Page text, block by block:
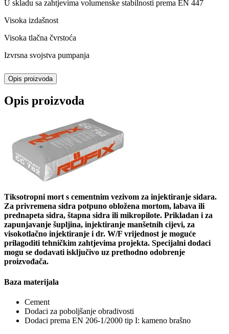
U skladu sa zahtjevima volumenske stabilnosti prema EN 447
Visoka izdašnost
Visoka tlačna čvrstoća
Izvrsna svojstva pumpanja
Opis proizvoda
Opis proizvoda
Tiksotropni mort s cementnim vezivom za injektiranje sidara.
Za privremena sidra potpuno obložena mortom, labava ili
prednapeta sidra, štapna sidra ili mikropilote. Prikladan i za
zapunjavanje šupljina, injektiranje manšetnih cijevi, za
visokotlačno injektiranje i dr. W/F vrijednost je moguće
prilagoditi tehničkim zahtjevima projekta. Specijalni dodaci
mogu se dodavati isključivo uz prethodno odobrenje
proizvođača.
Baza materijala
Cement
Dodaci za poboljšanje obradivosti
Dodaci prema EN 206-1/2000 tip I: kameno brašno